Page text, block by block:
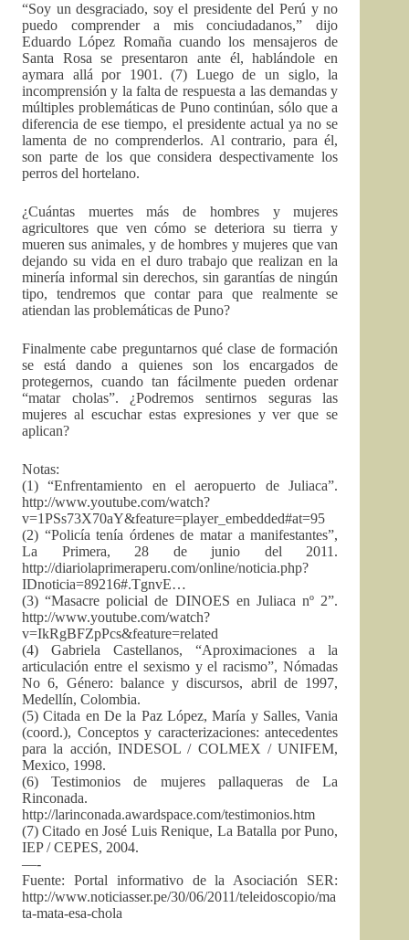
“Soy un desgraciado, soy el presidente del Perú y no
puedo comprender a mis conciudadanos,” dijo
Eduardo López Romaña cuando los mensajeros de
Santa Rosa se presentaron ante él, hablándole en
aymara allá por 1901. (7) Luego de un siglo, la
incomprensión y la falta de respuesta a las demandas y
múltiples problemáticas de Puno continúan, sólo que a
diferencia de ese tiempo, el presidente actual ya no se
lamenta de no comprenderlos. Al contrario, para él,
son parte de los que considera despectivamente los
perros del hortelano.
¿Cuántas muertes más de hombres y mujeres
agricultores que ven cómo se deteriora su tierra y
mueren sus animales, y de hombres y mujeres que van
dejando su vida en el duro trabajo que realizan en la
minería informal sin derechos, sin garantías de ningún
tipo, tendremos que contar para que realmente se
atiendan las problemáticas de Puno?
Finalmente cabe preguntarnos qué clase de formación
se está dando a quienes son los encargados de
protegernos, cuando tan fácilmente pueden ordenar
“matar cholas”. ¿Podremos sentirnos seguras las
mujeres al escuchar estas expresiones y ver que se
aplican?
Notas:
(1) “Enfrentamiento en el aeropuerto de Juliaca”.
http://www.youtube.com/watch?
v=1PSs73X70aY&feature=player_embedded#at=95
(2) “Policía tenía órdenes de matar a manifestantes”,
La Primera, 28 de junio del 2011.
http://diariolaprimeraperu.com/online/noticia.php?
IDnoticia=89216#.TgnvE…
(3) “Masacre policial de DINOES en Juliaca nº 2”.
http://www.youtube.com/watch?
v=IkRgBFZpPcs&feature=related
(4) Gabriela Castellanos, “Aproximaciones a la
articulación entre el sexismo y el racismo”, Nómadas
No 6, Género: balance y discursos, abril de 1997,
Medellín, Colombia.
(5) Citada en De la Paz López, María y Salles, Vania
(coord.), Conceptos y caracterizaciones: antecedentes
para la acción, INDESOL / COLMEX / UNIFEM,
Mexico, 1998.
(6) Testimonios de mujeres pallaqueras de La
Rinconada.
http://larinconada.awardspace.com/testimonios.htm
(7) Citado en José Luis Renique, La Batalla por Puno,
IEP / CEPES, 2004.
—-
Fuente: Portal informativo de la Asociación SER:
http://www.noticiasser.pe/30/06/2011/teleidoscopio/ma
ta-mata-esa-chola